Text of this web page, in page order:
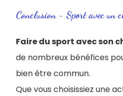
Conclusion - Sport avec un
Faire du sport avec son
de nombreux bénéfices
bien être commun.
Que vous choisissiez une